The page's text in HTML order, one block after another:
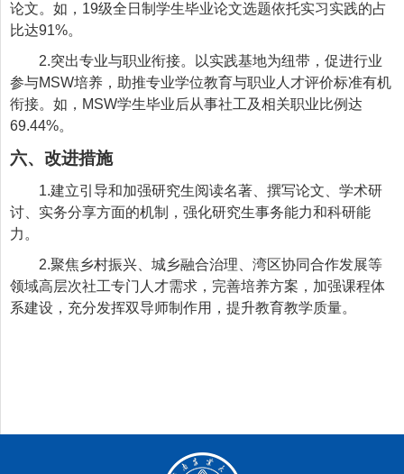
论文。如，19级全日制学生毕业论文选题依托实习实践的占
比达91%。
2.突出专业与职业衔接。以实践基地为纽带，促进行业
参与MSW培养，助推专业学位教育与职业人才评价标准有机
衔接。如，MSW学生毕业后从事社工及相关职业比例达
69.44%。
六、改进措施
1.建立引导和加强研究生阅读名著、撰写论文、学术研
讨、实务分享方面的机制，强化研究生事务能力和科研能
力。
2.聚焦乡村振兴、城乡融合治理、湾区协同合作发展等
领域高层次社工专门人才需求，完善培养方案，加强课程体
系建设，充分发挥双导师制作用，提升教育教学质量。